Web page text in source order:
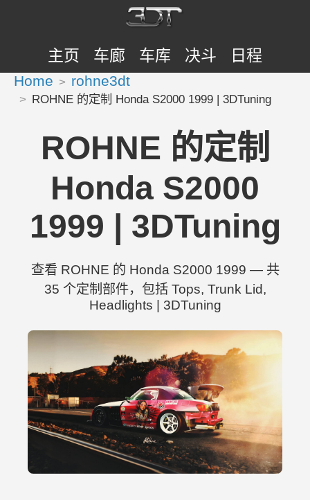
主页 车廊 车库 决斗 日程
Home rohne3dt
ROHNE 的定制 Honda S2000 1999 | 3DTuning
ROHNE 的定制
Honda S2000
1999 | 3DTuning
查看 ROHNE 的 Honda S2000 1999 — 共
35 个定制部件，包括 Tops, Trunk Lid,
Headlights | 3DTuning